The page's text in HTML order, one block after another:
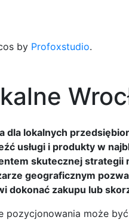
by Profoxstudio.
lokalnych
usługi i produkty w
skutecznej
geograficznym
zakupu lub
pozycjonowania może